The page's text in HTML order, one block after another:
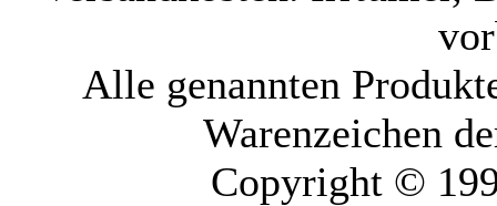
Alle genannten
Warenzeichen
Copyright ©